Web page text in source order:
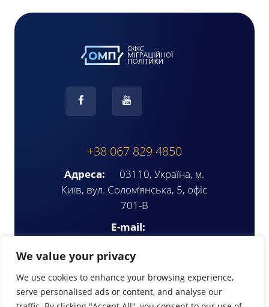
We value your privacy
We use cookies to enhance your browsing experience,
serve personalised ads or content, and analyse our
+38 067 829 4850
Адреса:
03110, Україна, м.
Київ, вул. Солом’янська, 5, офіс
701-В
E-mail: